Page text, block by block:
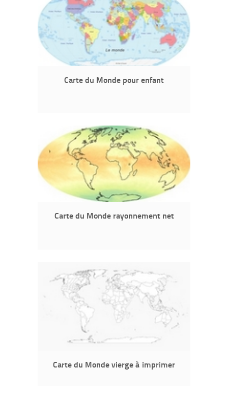
Carte du Monde pour enfant
Carte du Monde rayonnement net
Carte du Monde vierge à imprimer